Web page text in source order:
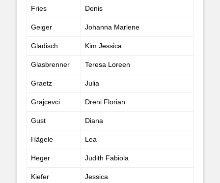
Fries Denis
Geiger Johanna Marlene
Gladisch Kim Jessica
Glasbrenner Teresa Loreen
Graetz Julia
Grajcevci Dreni Florian
Gust Diana
Hägele Lea
Heger Judith Fabiola
Kiefer Jessica